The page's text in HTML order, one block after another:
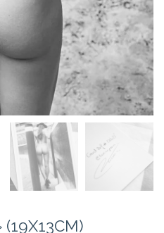
(19X13CM)